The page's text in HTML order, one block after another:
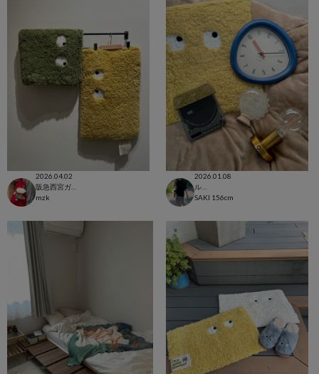
2026.04.02
mzk
2026.01.08
ルクア大阪店
SAKI 156cm